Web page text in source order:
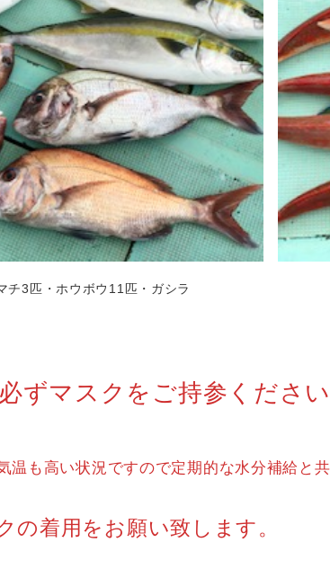
チ3匹・ホウボウ11匹・ガシラ
ずマスクをご持参ください
温も高い状況ですので定期的な水分補給と
の着用をお願い致します。